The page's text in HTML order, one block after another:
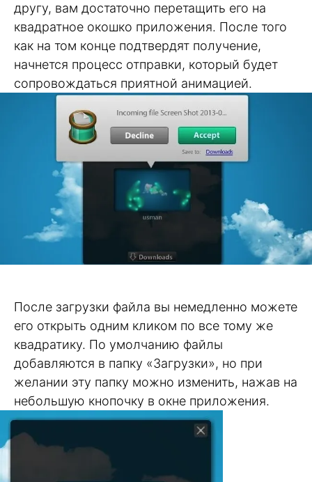
другу, вам достаточно перетащить его на
квадратное окошко приложения. После того
как на том конце подтвердят получение,
начнется процесс отправки, который будет
сопровождаться приятной анимацией.
После загрузки файла вы немедленно можете
его открыть одним кликом по все тому же
квадратику. По умолчанию файлы
добавляются в папку «Загрузки», но при
желании эту папку можно изменить, нажав на
небольшую кнопочку в окне приложения.